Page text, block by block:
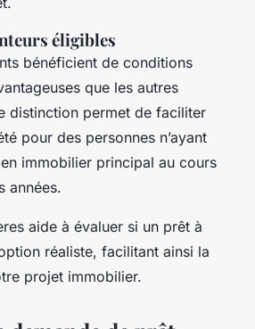
éligibles
bénéficient de conditions
que les autres
distinction permet de faciliter
pour des personnes n’ayant
immobilier principal au cours
années.
aide à évaluer si un prêt à
réaliste, facilitant ainsi la
projet immobilier.